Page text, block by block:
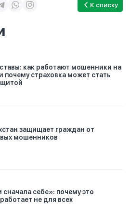
К списку
как работают мошенники на
почему страховка может стать
защищает граждан от
мошенников
сначала себе»: почему это
не для всех